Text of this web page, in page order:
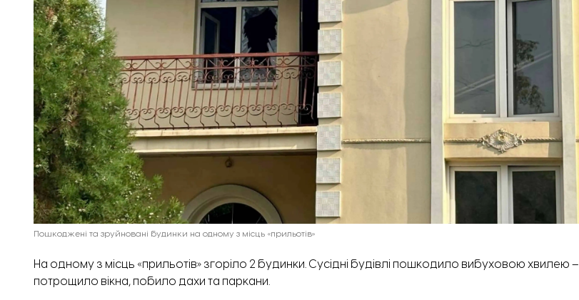
Пошкоджені та зруйновані будинки на одному з місць «прильотів»
На одному з місць «прильотів» згоріло 2 будинки. Сусідні будівлі пошкодило вибуховою хвилею –
потрощило вікна, побило дахи та паркани.